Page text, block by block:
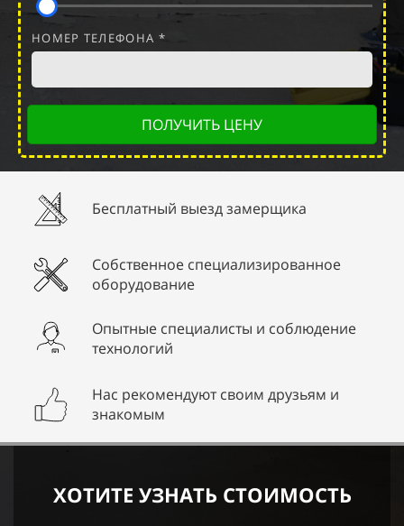
НОМЕР ТЕЛЕФОНА *
ПОЛУЧИТЬ ЦЕНУ
Бесплатный выезд замерщика
Собственное специализированное
оборудование
Опытные специалисты и соблюдение
технологий
Нас рекомендуют своим друзьям и
знакомым
ХОТИТЕ УЗНАТЬ СТОИМОСТЬ